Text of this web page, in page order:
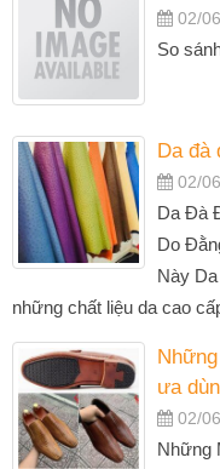
02/
So
Da đà
02/
Da Đà
Do
Này
những chất liệu da cao
ưa
02/
Những